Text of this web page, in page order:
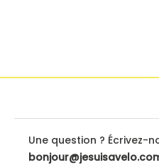
Une question ? Écrivez-